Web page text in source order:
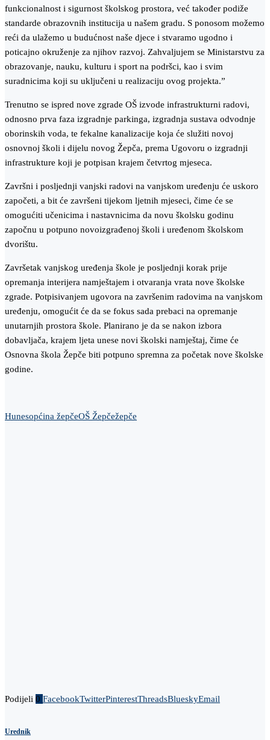
funkcionalnost i sigurnost školskog prostora, već također podiže
standarde obrazovnih institucija u našem gradu. S ponosom možemo
reći da ulažemo u budućnost naše djece i stvaramo ugodno i
poticajno okruženje za njihov razvoj. Zahvaljujem se Ministarstvu za
obrazovanje, nauku, kulturu i sport na podršci, kao i svim
suradnicima koji su uključeni u realizaciju ovog projekta.”
Trenutno se ispred nove zgrade OŠ izvode infrastrukturni radovi,
odnosno prva faza izgradnje parkinga, izgradnja sustava odvodnje
oborinskih voda, te fekalne kanalizacije koja će služiti novoj
osnovnoj školi i dijelu novog Žepča, prema Ugovoru o izgradnji
infrastrukture koji je potpisan krajem četvrtog mjeseca.
Završni i posljednji vanjski radovi na vanjskom uređenju će uskoro
započeti, a bit će završeni tijekom ljetnih mjeseci, čime će se
omogućiti učenicima i nastavnicima da novu školsku godinu
započnu u potpuno novoizgrađenoj školi i uređenom školskom
dvorištu.
Završetak vanjskog uređenja škole je posljednji korak prije
opremanja interijera namještajem i otvaranja vrata nove školske
zgrade. Potpisivanjem ugovora na završenim radovima na vanjskom
uređenju, omogućit će da se fokus sada prebaci na opremanje
unutarnjih prostora škole. Planirano je da se nakon izbora
dobavljača, krajem ljeta unese novi školski namještaj, čime će
Osnovna škola Žepče biti potpuno spremna za početak nove školske
godine.
Hunesopćina žepčeOŠ Žepčežepče
Podijeli 0 FacebookTwitterPinterestThreadsBlueskyEmail
Urednik